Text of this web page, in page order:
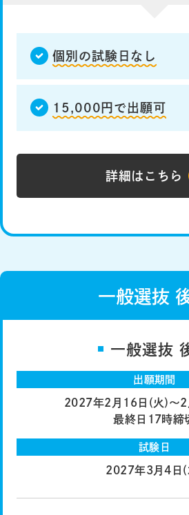
個別の試験日なし
15,000円で出願可
詳細はこちら
一般選抜
一般選抜
出願期間
2027年2月16日(火)〜
最終日17時締
試験日
2027年3月4日(